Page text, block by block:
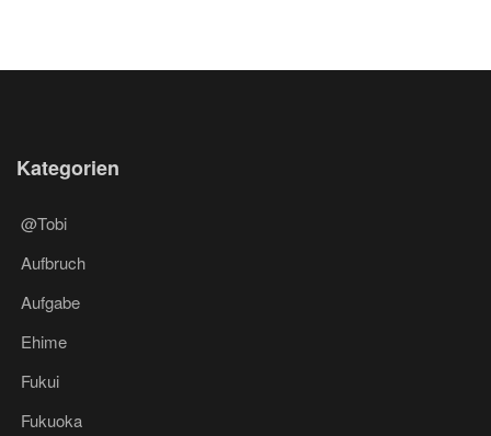
Kategorien
@Tobi
Aufbruch
Aufgabe
Ehime
Fukui
Fukuoka